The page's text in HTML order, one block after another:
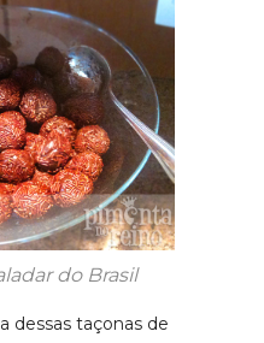
do Brasil
dessas taçonas de